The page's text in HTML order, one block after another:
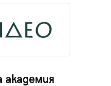
академия